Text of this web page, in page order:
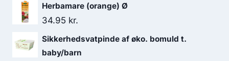
299.00 kr..
Herbamare (orange) Ø
34.95 kr.
Sikkerhedsvatpinde af øko. bomuld t.
baby/barn